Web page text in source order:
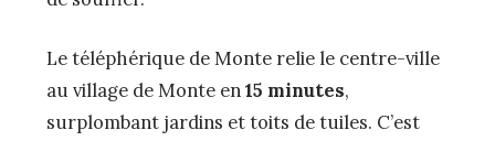
Le téléphérique de Monte relie le centre-ville
au village de Monte en15 minutes,
surplombant jardins et toits de tuiles. C’est